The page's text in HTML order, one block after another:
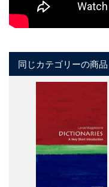
同じカテゴリーの商品